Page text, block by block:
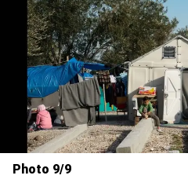
Photo 9/9